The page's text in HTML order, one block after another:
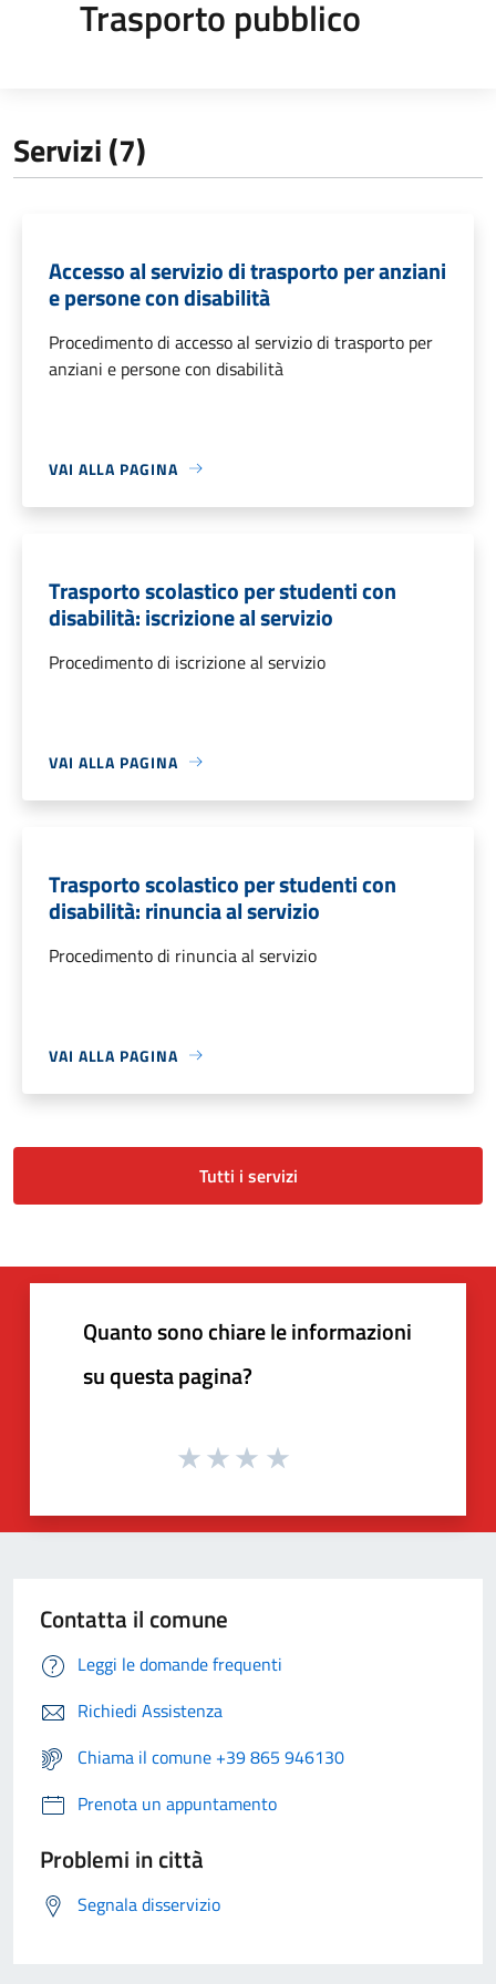
Trasporto pubblico
Servizi (7)
Accesso al servizio di trasporto per anziani
e persone con disabilità
Procedimento di accesso al servizio di trasporto per
anziani e persone con disabilità
VAI ALLA PAGINA
Trasporto scolastico per studenti con
disabilità: iscrizione al servizio
Procedimento di iscrizione al servizio
VAI ALLA PAGINA
Trasporto scolastico per studenti con
disabilità: rinuncia al servizio
Procedimento di rinuncia al servizio
VAI ALLA PAGINA
Tutti i servizi
Quanto sono chiare le informazioni
su questa pagina?
Contatta il comune
Leggi le domande frequenti
Richiedi Assistenza
Chiama il comune +39 865 946130
Prenota un appuntamento
Problemi in città
Segnala disservizio